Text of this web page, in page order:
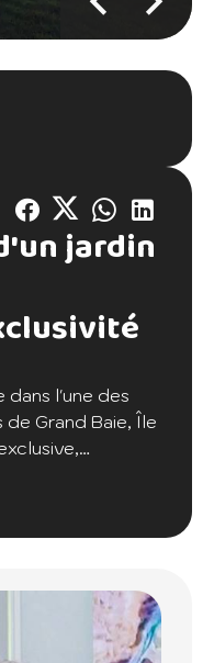
jardin
dans l'une des
Grand Baie, Île
gamme, se
et tranquille,
raffinée et d'un